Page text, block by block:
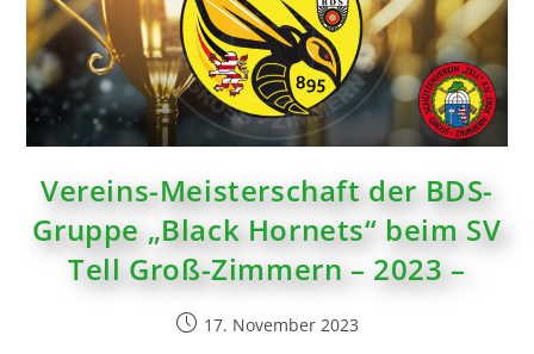
Vereins-Meisterschaft der BDS-
Gruppe „Black Hornets“ beim SV
Tell Groß-Zimmern – 2023 –
17. November 2023